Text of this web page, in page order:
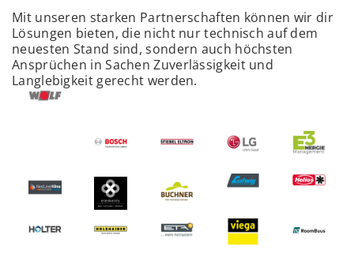
Mit unseren starken Partnerschaften können wir dir
Lösungen bieten, die nicht nur technisch auf dem
neuesten Stand sind, sondern auch höchsten
Ansprüchen in Sachen Zuverlässigkeit und
Langlebigkeit gerecht werden.